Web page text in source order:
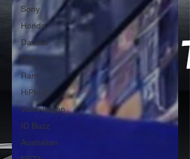
Sony
Honda
Davinci
BYD
Ram
HiPhi Z
Volkswagen
ID Buzz
Australian